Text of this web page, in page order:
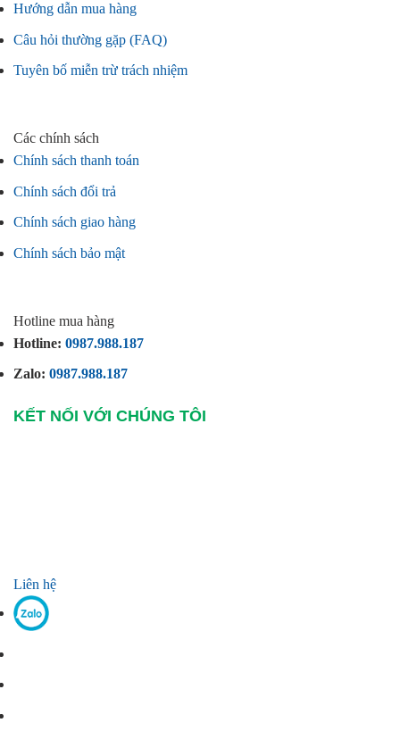
Hướng dẫn mua hàng
Câu hỏi thường gặp (FAQ)
Tuyên bố miễn trừ trách nhiệm
Các chính sách
Chính sách thanh toán
Chính sách đổi trả
Chính sách giao hàng
Chính sách bảo mật
Hotline mua hàng
Hotline: 0987.988.187
Zalo: 0987.988.187
KẾT NỐI VỚI CHÚNG TÔI
Liên hệ